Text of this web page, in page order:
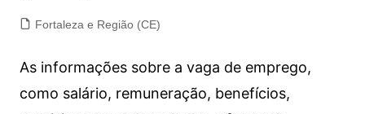
Fortaleza e Região (CE)
As informações sobre a vaga de emprego,
como salário, remuneração, benefícios,